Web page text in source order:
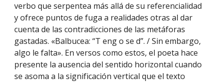
verbo que serpentea más allá de su referencialidad
y ofrece puntos de fuga a realidades otras al dar
cuenta de las contradicciones de las metáforas
gastadas. «Balbucea: “T eng o se d”. / Sin embargo,
algo le falta». En versos como estos, el poeta hace
presente la ausencia del sentido horizontal cuando
se asoma a la significación vertical que el texto